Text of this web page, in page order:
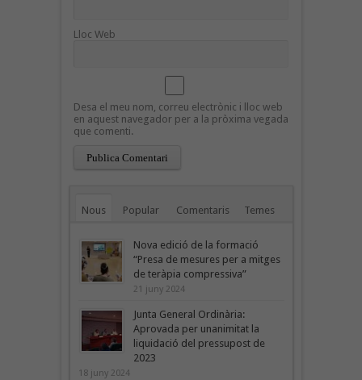
Lloc Web
Desa el meu nom, correu electrònic i lloc web
en aquest navegador per a la pròxima vegada
que comenti.
Nous Popular Comentaris Temes
Nova edició de la formació
“Presa de mesures per a mitges
de teràpia compressiva”
21 juny 2024
Junta General Ordinària:
Aprovada per unanimitat la
liquidació del pressupost de
2023
18 juny 2024